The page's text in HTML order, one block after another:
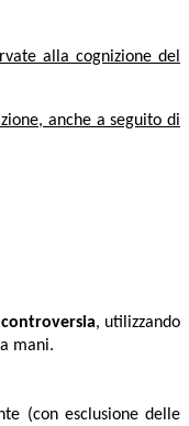
alla cognizione del
anche a seguito di
, utilizzando
mani.
(con esclusione delle